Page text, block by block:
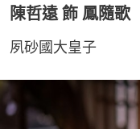
陳哲遠 飾 鳳隨歌
夙砂國大皇子